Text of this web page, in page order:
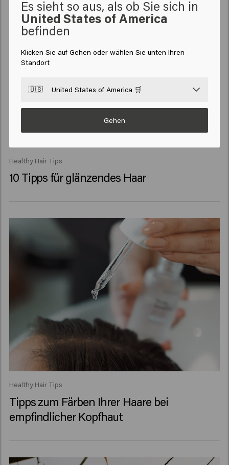
Healthy Hair Tips
10 Tipps für glänzendes Haar
Healthy Hair Tips
Tipps zum Färben Ihrer Haare bei
empfindlicher Kopfhaut
Es sieht so aus, als ob Sie sich in
United States of America
befinden
Klicken Sie auf Gehen oder wählen Sie unten Ihren
Standort
🇺🇸 United States of America 🛒
Gehen